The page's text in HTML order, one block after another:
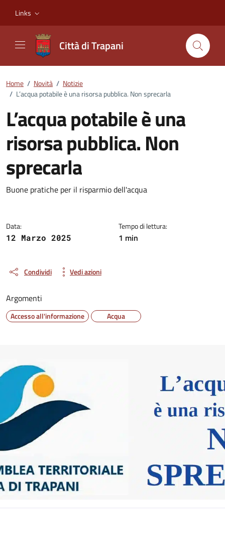
Links
Città di Trapani
Home / Novità / Notizie
/ L’acqua potabile è una risorsa pubblica. Non sprecarla
L’acqua potabile è una
risorsa pubblica. Non
sprecarla
Dettagli della notizia
Buone pratiche per il risparmio dell'acqua
Data:
12 Marzo 2025
Tempo di lettura:
1 min
Condividi Vedi azioni
Argomenti
Accesso all'informazione Acqua